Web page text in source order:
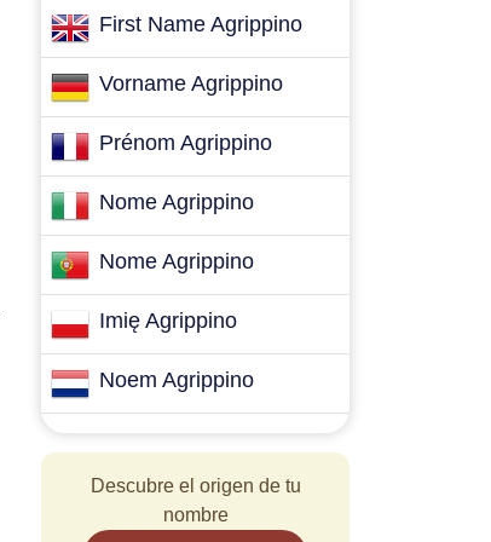
First Name Agrippino
Vorname Agrippino
Prénom Agrippino
Nome Agrippino
Nome Agrippino
Imię Agrippino
Noem Agrippino
Descubre el origen de tu
nombre